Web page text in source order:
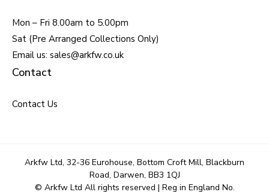
Mon – Fri 8.00am to 5.00pm
Sat (Pre Arranged Collections Only)
Email us: sales@arkfw.co.uk
Contact
Contact Us
Arkfw Ltd, 32-36 Eurohouse, Bottom Croft Mill, Blackburn
Road, Darwen, BB3 1QJ
© Arkfw Ltd All rights reserved | Reg in England No.